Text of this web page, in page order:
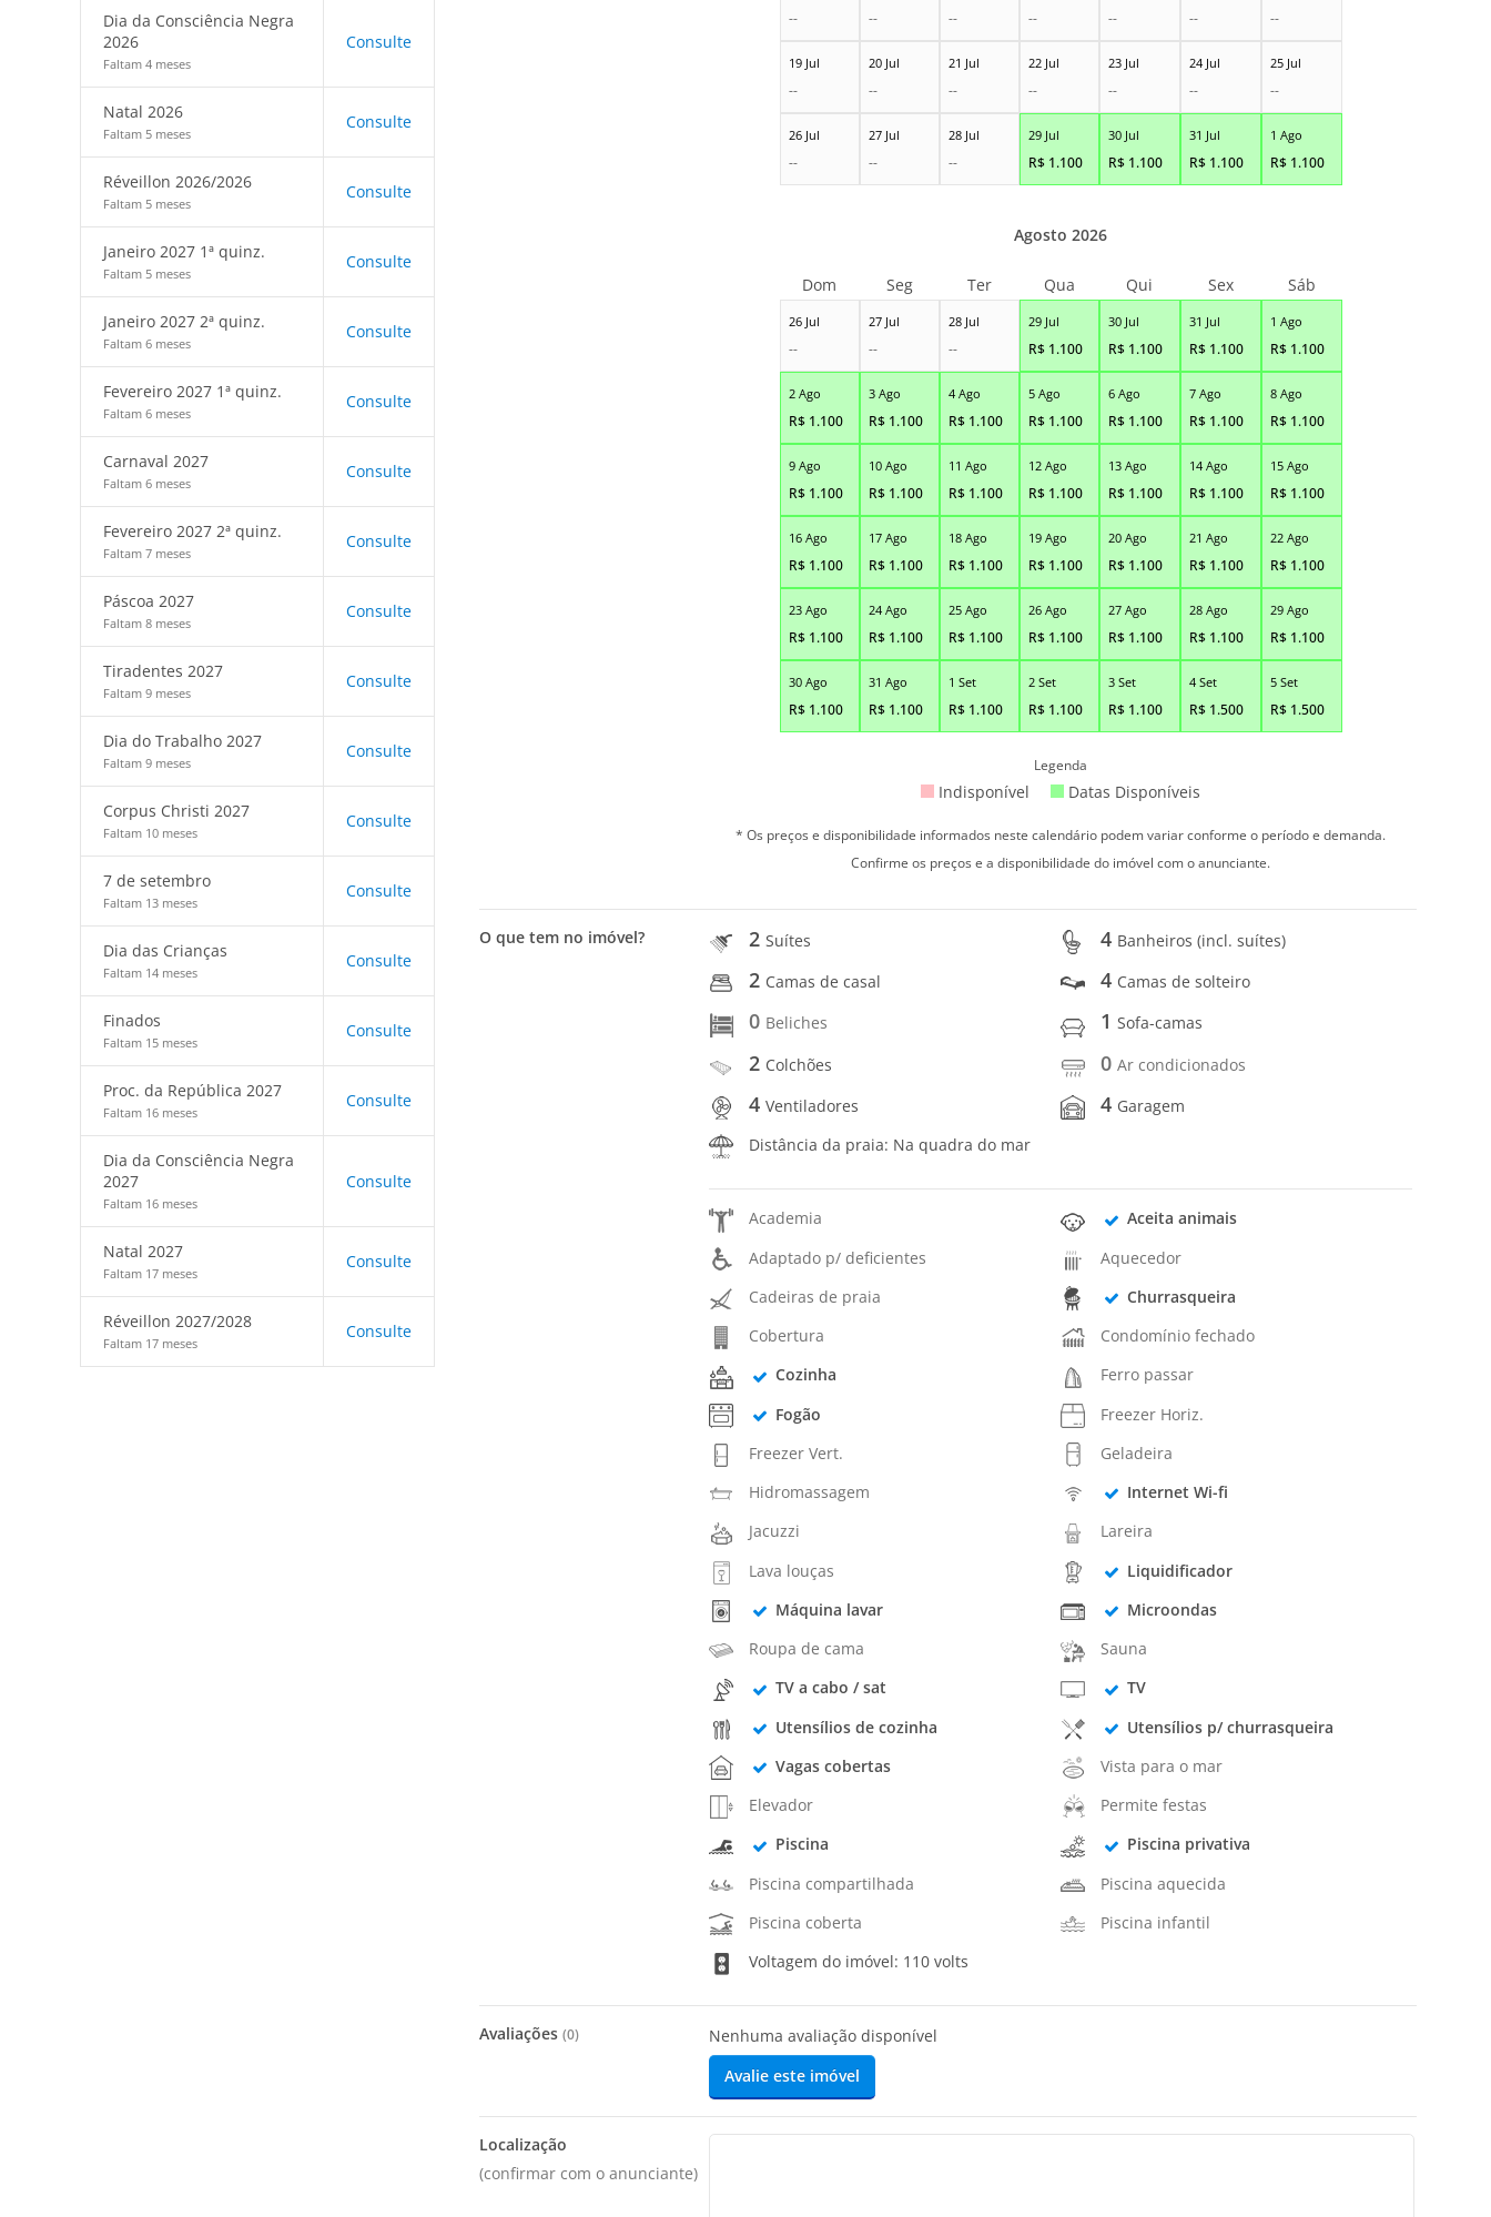
Dia da Consciência Negra
2026
Faltam 4 meses
Consulte
Natal 2026
Faltam 5 meses
Consulte
Réveillon 2026/2026
Faltam 5 meses
Consulte
Janeiro 2027 1ª quinz.
Faltam 5 meses
Consulte
Janeiro 2027 2ª quinz.
Faltam 6 meses
Consulte
Fevereiro 2027 1ª quinz.
Faltam 6 meses
Consulte
Carnaval 2027
Faltam 6 meses
Consulte
Fevereiro 2027 2ª quinz.
Faltam 7 meses
Consulte
Páscoa 2027
Faltam 8 meses
Consulte
Tiradentes 2027
Faltam 9 meses
Consulte
Dia do Trabalho 2027
Faltam 9 meses
Consulte
Corpus Christi 2027
Faltam 10 meses
Consulte
7 de setembro
Faltam 13 meses
Consulte
Dia das Crianças
Faltam 14 meses
Consulte
Finados
Faltam 15 meses
Consulte
Proc. da República 2027
Faltam 16 meses
Consulte
Dia da Consciência Negra
2027
Faltam 16 meses
Consulte
Natal 2027
Faltam 17 meses
Consulte
Réveillon 2027/2028
Faltam 17 meses
Consulte
-- -- -- -- -- -- --
19 Jul
--
20 Jul
--
21 Jul
--
22 Jul
--
23 Jul
--
24 Jul
--
25 Jul
--
26 Jul
--
27 Jul
--
28 Jul
--
29 Jul
R$ 1.100
30 Jul
R$ 1.100
31 Jul
R$ 1.100
1 Ago
R$ 1.100
26 Jul
--
27 Jul
--
28 Jul
--
29 Jul
R$ 1.100
30 Jul
R$ 1.100
31 Jul
R$ 1.100
1 Ago
R$ 1.100
2 Ago
R$ 1.100
3 Ago
R$ 1.100
4 Ago
R$ 1.100
5 Ago
R$ 1.100
6 Ago
R$ 1.100
7 Ago
R$ 1.100
8 Ago
R$ 1.100
9 Ago
R$ 1.100
10 Ago
R$ 1.100
11 Ago
R$ 1.100
12 Ago
R$ 1.100
13 Ago
R$ 1.100
14 Ago
R$ 1.100
15 Ago
R$ 1.100
16 Ago
R$ 1.100
17 Ago
R$ 1.100
18 Ago
R$ 1.100
19 Ago
R$ 1.100
20 Ago
R$ 1.100
21 Ago
R$ 1.100
22 Ago
R$ 1.100
23 Ago
R$ 1.100
24 Ago
R$ 1.100
25 Ago
R$ 1.100
26 Ago
R$ 1.100
27 Ago
R$ 1.100
28 Ago
R$ 1.100
29 Ago
R$ 1.100
30 Ago
R$ 1.100
31 Ago
R$ 1.100
1 Set
R$ 1.100
2 Set
R$ 1.100
3 Set
R$ 1.100
4 Set
R$ 1.500
5 Set
R$ 1.500
Agosto 2026
Dom Seg Ter Qua Qui Sex Sáb
Legenda
Indisponível Datas Disponíveis
* Os preços e disponibilidade informados neste calendário podem variar conforme o período e demanda.
Confirme os preços e a disponibilidade do imóvel com o anunciante.
O que tem no imóvel? 2Suítes 4 Banheiros (incl. suítes)
2 Camas de casal 4 Camas de solteiro
0 Beliches 1Sofa-camas
2 Colchões 0Ar condicionados
4Ventiladores 4 Garagem
Distância da praia: Na quadra do mar
Academia
Aceita animais
Adaptado p/ deficientes
Aquecedor
Cadeiras de praia
Churrasqueira
Cobertura
Condomínio fechado
Cozinha
Ferro passar
Fogão
Freezer Horiz.
Freezer Vert.
Geladeira
Hidromassagem
Internet Wi-fi
Jacuzzi
Lareira
Lava louças
Liquidificador
Máquina lavar
Microondas
Roupa de cama
Sauna
TV a cabo / sat
TV
Utensílios de cozinha
Utensílios p/ churrasqueira
Vagas cobertas
Vista para o mar
Elevador
Permite festas
Piscina
Piscina privativa
Piscina compartilhada
Piscina aquecida
Piscina coberta
Piscina infantil
Voltagem do imóvel: 110 volts
Avaliações (0)
Nenhuma avaliação disponível
Avalie este imóvel
Localização
(confirmar com o anunciante)